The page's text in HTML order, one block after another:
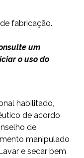
fabricação.
um
o uso do
habilitado,
de acordo
de
manipulado
e secar bem